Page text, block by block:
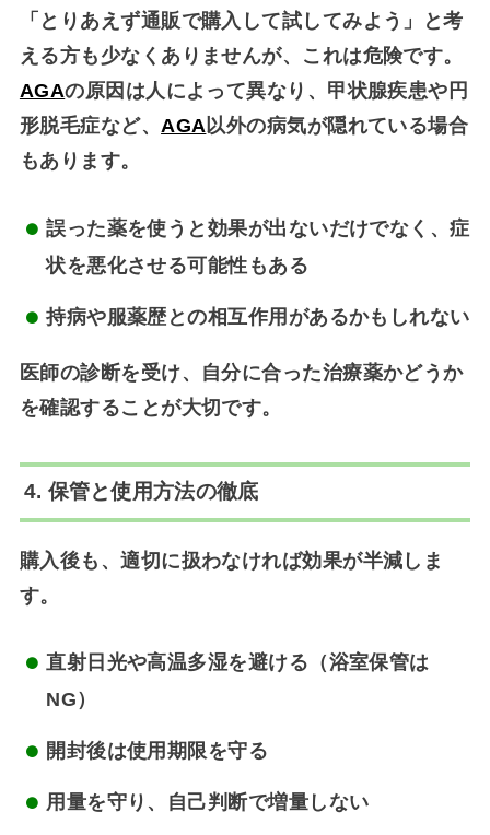
「とりあえず通販で購入して試してみよう」と考
える方も少なくありませんが、これは危険です。
AGAの原因は人によって異なり、甲状腺疾患や円
形脱毛症など、AGA以外の病気が隠れている場合
もあります。
誤った薬を使うと効果が出ないだけでなく、症
状を悪化させる可能性もある
持病や服薬歴との相互作用があるかもしれない
医師の診断を受け、自分に合った治療薬かどうか
を確認することが大切です。
4. 保管と使用方法の徹底
購入後も、適切に扱わなければ効果が半減しま
す。
直射日光や高温多湿を避ける（浴室保管は
NG）
開封後は使用期限を守る
用量を守り、 自己判断で増量しない